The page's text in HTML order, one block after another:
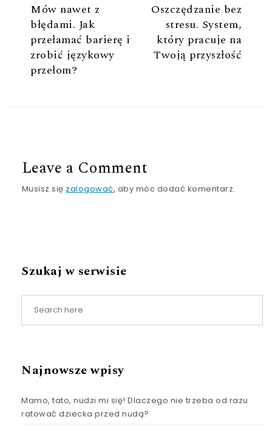
Mów nawet z
błędami. Jak
przełamać barierę i
zrobić językowy
przełom?
Oszczędzanie bez
stresu. System,
który pracuje na
Twoją przyszłość
Leave a Comment
Musisz się zalogować, aby móc dodać komentarz.
Szukaj w serwisie
Najnowsze wpisy
Mamo, tato, nudzi mi się! Dlaczego nie trzeba od razu
ratować dziecka przed nudą?